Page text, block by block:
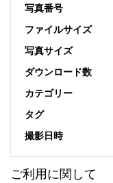
写真番号
ファイルサイズ
写真サイズ
ダウンロード数
カテゴリー
タグ
撮影日時
ご利用に関して